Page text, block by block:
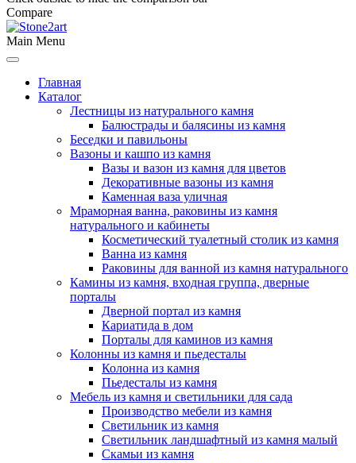
Compare
Main Menu
Главная
Каталог
Лестницы из натурального камня
Балюстрады и балясины из камня
Беседки и павильоны
Вазоны и кашпо из камня
Вазы и вазон из камня для цветов
Декоративные вазоны из камня
Каменная ваза уличная
Мраморная ванна, раковины из камня
натурального и кабинеты
Косметический туалетный столик из камня
Ванна из камня
Раковины для ванной из камня натурального
Камины из камня, входная группа, дверные
порталы
Дверной портал из камня
Кариатида в дом
Порталы для каминов из камня
Колонны из камня и пьедесталы
Колонна из камня
Пьедесталы из камня
Мебель из камня и светильники для сада
Производство мебели из камня
Светильник из камня
Светильник ландшафтный из камня малый
Скамьи из камня